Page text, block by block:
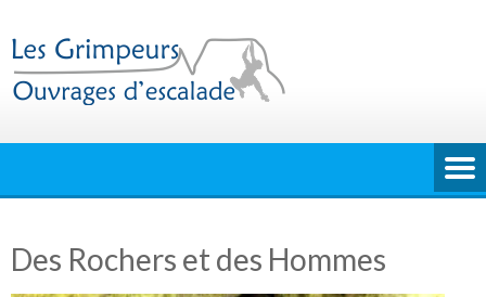
to
content
Des Rochers et des Hommes